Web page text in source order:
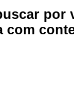
por
com